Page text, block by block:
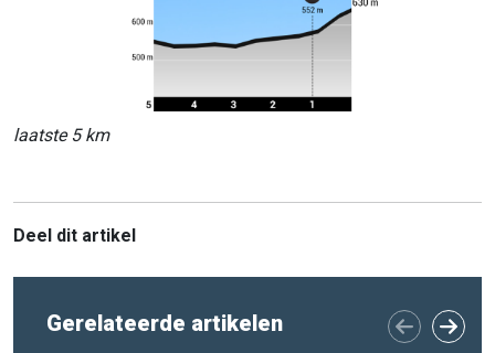
laatste 5 km
Deel dit artikel
Gerelateerde artikelen